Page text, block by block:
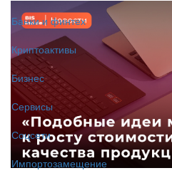
Банки и финтех
Криптоактивы
Бизнес
Сервисы
Соцсети
Импортозамещение